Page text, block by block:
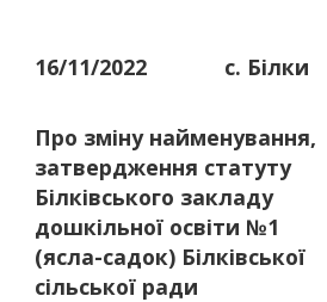
16/11/2022 с. Білки
Про зміну найменування,
затвердження статуту
Білківського закладу
дошкільної освіти №1
(ясла-садок) Білківської
сільської ради